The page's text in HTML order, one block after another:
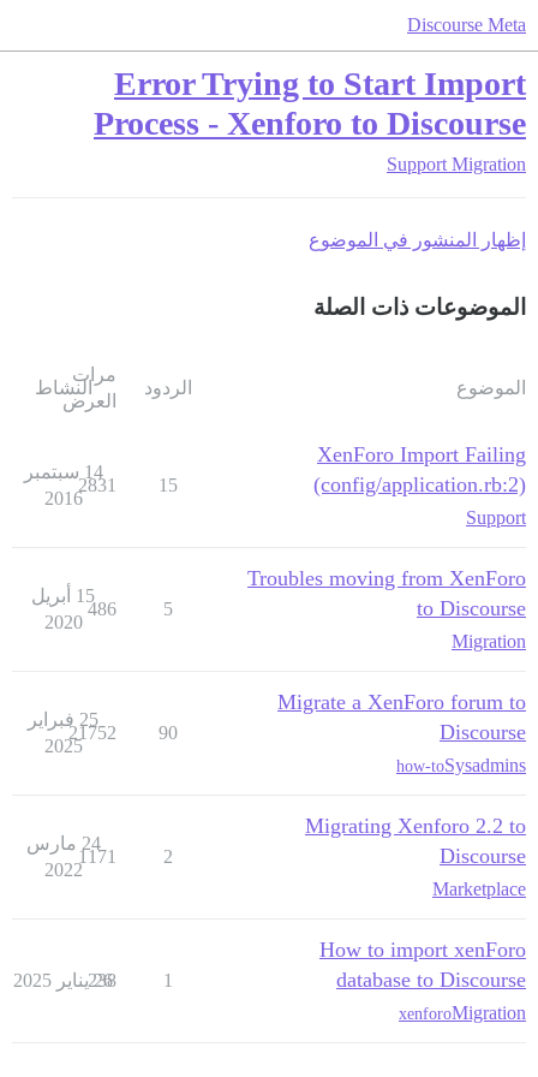
Discourse Meta
Error Trying to Start Import
Process - Xenforo to Discourse
Support Migration
إظهار المنشور في الموضوع
الموضوعات ذات الصلة
الموضوع الردود
مرات
العرض
النشاط
XenForo Import Failing
(config/application.rb:2)
Support
15
2831
14 سبتمبر
2016
Troubles moving from XenForo
to Discourse
Migration
5
486
15 أبريل
2020
Migrate a XenForo forum to
Discourse
Sysadmins
how-to
90
21752
25 فبراير
2025
Migrating Xenforo 2.2 to
Discourse
Marketplace
2
1171
24 مارس
2022
How to import xenForo
database to Discourse
Migration
xenforo
1
238
26 يناير 2025